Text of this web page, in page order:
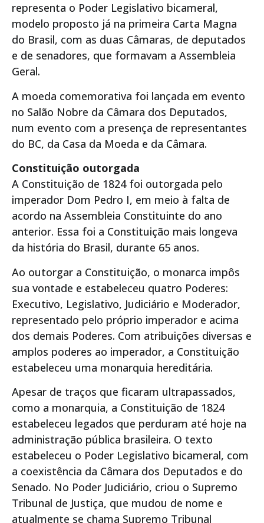
representa o Poder Legislativo bicameral,
modelo proposto já na primeira Carta Magna
do Brasil, com as duas Câmaras, de deputados
e de senadores, que formavam a Assembleia
Geral.
A moeda comemorativa foi lançada em evento
no Salão Nobre da Câmara dos Deputados,
num evento com a presença de representantes
do BC, da Casa da Moeda e da Câmara.
Constituição outorgada
A Constituição de 1824 foi outorgada pelo
imperador Dom Pedro I, em meio à falta de
acordo na Assembleia Constituinte do ano
anterior. Essa foi a Constituição mais longeva
da história do Brasil, durante 65 anos.
Ao outorgar a Constituição, o monarca impôs
sua vontade e estabeleceu quatro Poderes:
Executivo, Legislativo, Judiciário e Moderador,
representado pelo próprio imperador e acima
dos demais Poderes. Com atribuições diversas e
amplos poderes ao imperador, a Constituição
estabeleceu uma monarquia hereditária.
Apesar de traços que ficaram ultrapassados,
como a monarquia, a Constituição de 1824
estabeleceu legados que perduram até hoje na
administração pública brasileira. O texto
estabeleceu o Poder Legislativo bicameral, com
a coexistência da Câmara dos Deputados e do
Senado. No Poder Judiciário, criou o Supremo
Tribunal de Justiça, que mudou de nome e
atualmente se chama Supremo Tribunal